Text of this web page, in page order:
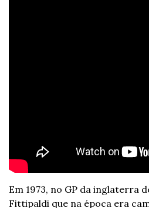
Em 1973, no GP da inglaterra
Fittipaldi que na época era